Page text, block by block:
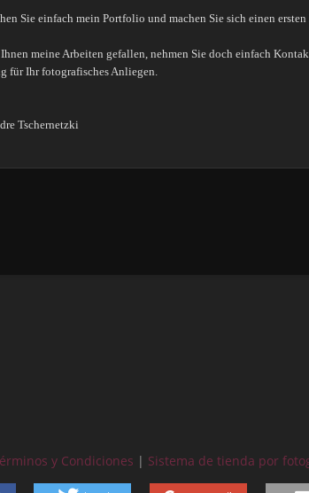
Sie einfach mein Portfolio und machen Sie sich einen
meine Arbeiten gefallen, nehmen Sie doch einfach
für Ihr fotografisches Anliegen.
Tschernetzki
y Condiciones | Sistema de tienda por